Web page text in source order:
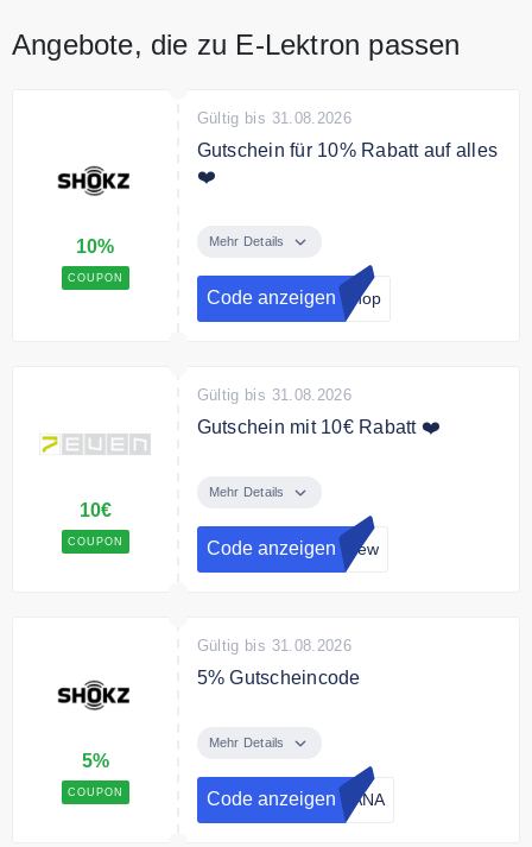
Angebote, die zu E-Lektron passen
10%
COUPON
Gültig bis 31.08.2026
Gutschein für 10% Rabatt auf alles
❤️
Newsletter an und erhalte einen
10% Gutschein für Deine
Bestellung.
Mehr Details
Code anzeigen Shop
10€
COUPON
Gültig bis 31.08.2026
Gutschein mit 10€ Rabatt ❤️
Rabatt auf Deinen gesamten
Mehr Details
Code anzeigen -new
5%
COUPON
Gültig bis 31.08.2026
5% Gutscheincode
deine Bestellung sichern.
Mehr Details
Code anzeigen YANA